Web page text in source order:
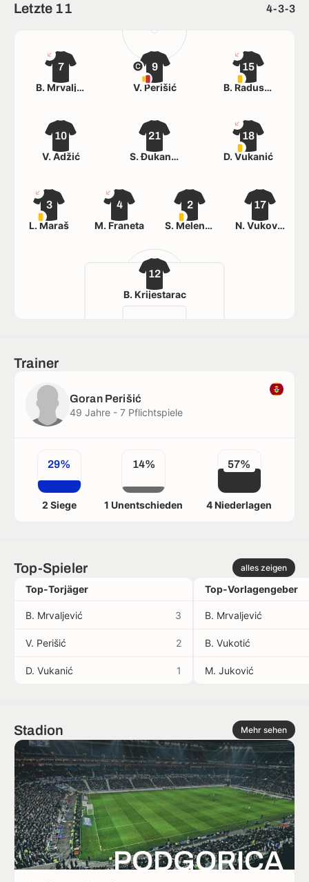
Letzte 11 4-3-3
12
B. Krijestarac
3
L. Maraš
4
M. Franeta
2
S. Melentijević
17
N. Vuković
10
V. Adžić
21
S. Đukanović
18
D. Vukanić
7
B. Mrvaljević
9
V. Perišić
15
B. Radusinović
Trainer
Goran Perišić
49 Jahre - 7 Pflichtspiele
29%
2 Siege
14%
1 Unentschieden
57%
4 Niederlagen
Top-Spieler alles zeigen
Top-Torjäger
B. Mrvaljević 3
V. Perišić 2
D. Vukanić 1
Top-Vorlagengeber
B. Mrvaljević
B. Vukotić
M. Juković
Stadion Mehr sehen
PODGORICA